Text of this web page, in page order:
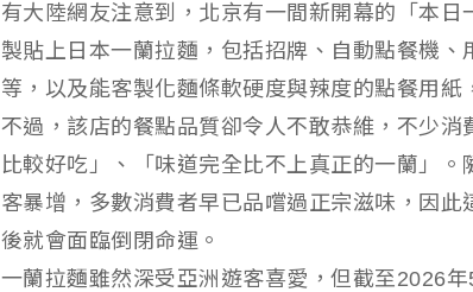
有大陸網友注意到，北京有一間新開幕的「本
製貼上日本一蘭拉麵，包括招牌、自動點餐機
等，以及能客製化麵條軟硬度與辣度的點餐用紙
不過，該店的餐點品質卻令人不敢恭維，不少
比較好吃」、「味道完全比不上真正的一蘭」
客暴增，多數消費者早已品嚐過正宗滋味，因
後就會面臨倒閉命運。
一蘭拉麵雖然深受亞洲遊客喜愛，但截至2026